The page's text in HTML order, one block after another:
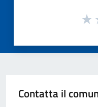
Contatta il